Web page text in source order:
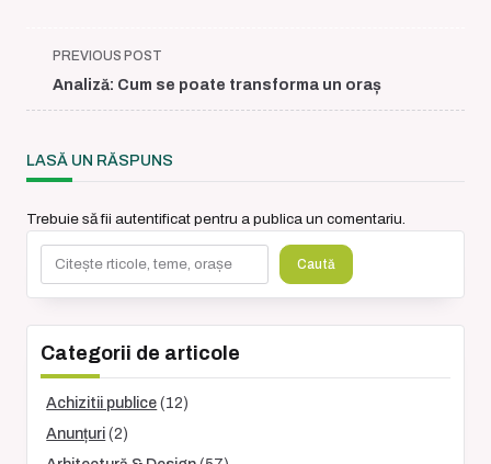
<span
class="nav-
subtitle
reader-
text">Page</span>
PREVIOUS POST
Analiză: Cum se poate transforma un oraș
LASĂ UN RĂSPUNS
Trebuie să fii autentificat pentru a publica un comentariu.
Caută
Categorii de articole
Achizitii publice (12)
Anunțuri (2)